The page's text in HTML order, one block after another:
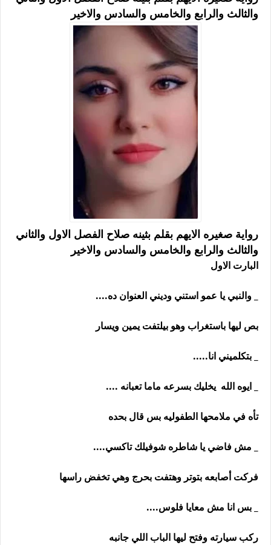
والثالث والرابع والخامس والسادس والاخير
رواية صغيره الايهم بقلم بثينه صلاح الفصل الاول والثاني
والثالث والرابع والخامس والسادس والاخير
البارت الاول
_ والنبي يا عمو استني وديني العنوان ده....
بص ليها باستغراب وهو بيلتفت يمين ويسار
_ بتكلميني انا.....
_ ايوه الله يخليك بسرعه ماما تعبانه ....
تأه في ملامحها الطفوليه بس قال بحده
_ مش فاضي يا شاطره شوفيلك تاكسي....
فركت أصابعه بتوتر وهتفت بحرج وهي تخفض راسها
_ بس انا مش معايا فلوس....
ركب سيارته وفتح ليها الباب اللي جانبه